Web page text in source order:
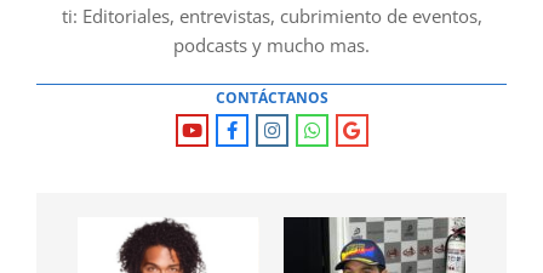
ti: Editoriales, entrevistas, cubrimiento de eventos,
podcasts y mucho mas.
CONTÁCTANOS